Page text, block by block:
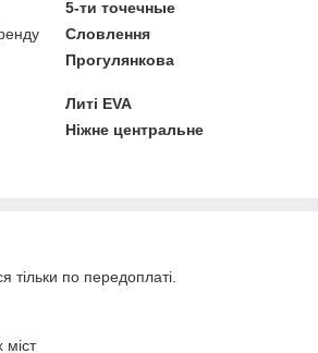
5-ти точечные
Словлення
Прогулянкова
Литі EVA
Ніжне центральне
тільки по передоплаті.
міст